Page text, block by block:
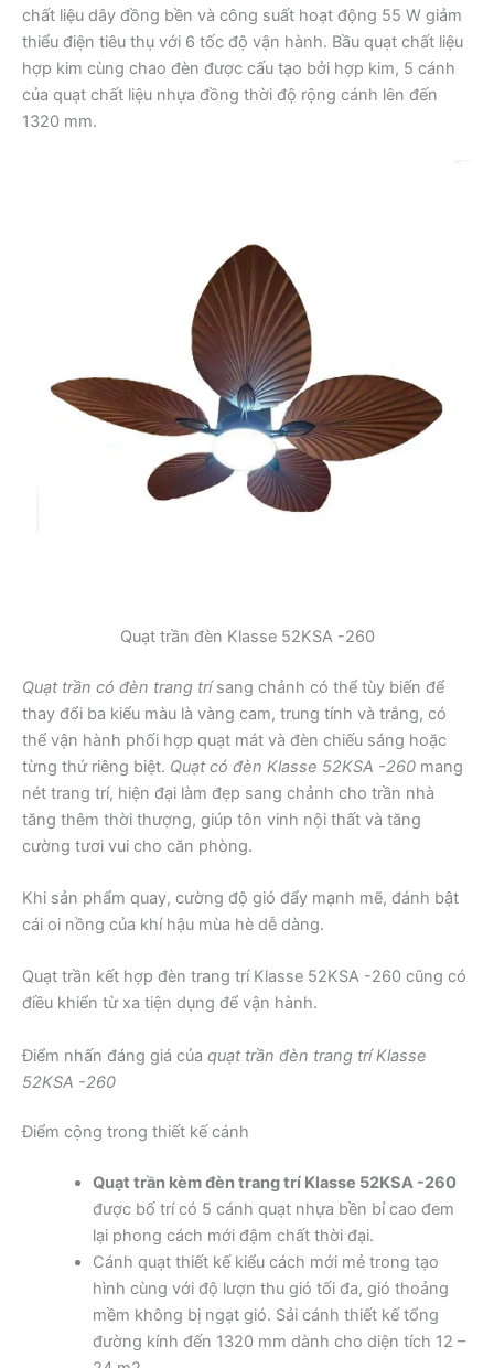
chất liệu dây đồng bền và công suất hoạt động 55 W giảm
thiểu điện tiêu thụ với 6 tốc độ vận hành. Bầu quạt chất liệu
hợp kim cùng chao đèn được cấu tạo bởi hợp kim, 5 cánh
của quạt chất liệu nhựa đồng thời độ rộng cánh lên đến
1320 mm.
Quạt trần đèn Klasse 52KSA -260
Quạt trần có đèn trang trísang chảnh có thể tùy biến để
thay đổi ba kiểu màu là vàng cam, trung tính và trắng, có
thể vận hành phối hợp quạt mát và đèn chiếu sáng hoặc
từng thứ riêng biệt. Quạt có đèn Klasse 52KSA -260 mang
nét trang trí, hiện đại làm đẹp sang chảnh cho trần nhà
tăng thêm thời thượng, giúp tôn vinh nội thất và tăng
cường tươi vui cho căn phòng.
Khi sản phẩm quay, cường độ gió đẩy mạnh mẽ, đánh bật
cái oi nồng của khí hậu mùa hè dễ dàng.
Quạt trần kết hợp đèn trang trí Klasse 52KSA -260 cũng có
điều khiển từ xa tiện dụng để vận hành.
Điểm nhấn đáng giá của quạt trần đèn trang trí Klasse
52KSA -260
Điểm cộng trong thiết kế cánh
Quạt trần kèm đèn trang trí Klasse 52KSA -260
được bố trí có 5 cánh quạt nhựa bền bỉ cao đem
lại phong cách mới đậm chất thời đại.
Cánh quạt thiết kế kiểu cách mới mẻ trong tạo
hình cùng với độ lượn thu gió tối đa, gió thoảng
mềm không bị ngạt gió. Sải cánh thiết kế tổng
đường kính đến 1320 mm dành cho diện tích 12 –